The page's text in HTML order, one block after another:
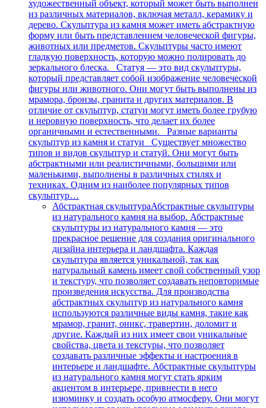
художественный объект, который может быть выполнен
из различных материалов, включая металл, керамику и
дерево. Скульптура из камня может иметь абстрактную
форму или быть представлением человеческой фигуры,
животных или предметов. Скульптуры часто имеют
гладкую поверхность, которую можно полировать до
зеркального блеска. Статуя — это вид скульптуры,
который представляет собой изображение человеческой
фигуры или животного. Они могут быть выполнены из
мрамора, бронзы, гранита и других материалов. В
отличие от скульптур, статуи могут иметь более грубую
и неровную поверхность, что делает их более
органичными и естественными. Разные варианты
скульптур из камня и статуи Существует множество
типов и видов скульптур и статуй. Они могут быть
абстрактными или реалистичными, большими или
маленькими, выполнены в различных стилях и
техниках. Одним из наиболее популярных типов
скульптур…
Абстрактная скульптураАбстрактные скульптуры
из натурального камня на выбор. Абстрактные
скульптуры из натурального камня — это
прекрасное решение для создания оригинального
дизайна интерьера и ландшафта. Каждая
скульптура является уникальной, так как
натуральный камень имеет свой собственный узор
и текстуру, что позволяет создавать неповторимые
произведения искусства. Для производства
абстрактных скульптур из натурального камня
используются различные виды камня, такие как
мрамор, гранит, оникс, травертин, доломит и
другие. Каждый из них имеет свои уникальные
свойства, цвета и текстуры, что позволяет
создавать различные эффекты и настроения в
интерьере и ландшафте. Абстрактные скульптуры
из натурального камня могут стать ярким
акцентом в интерьере, привнести в него
изюминку и создать особую атмосферу. Они могут